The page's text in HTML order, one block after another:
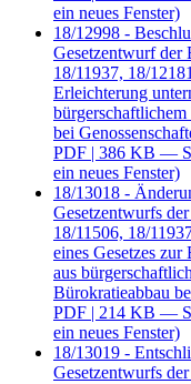
ein neues Fenster)
18/12998 -
Gesetzentwurf der
18/11937, 18/
Erleichterung
bei
PDF | 386 KB —
ein neues Fenster)
18/13018 -
Gesetzentwurfs
18/11506, 18/
eines Gesetzes
aus
Bürokratieabbau
PDF | 214 KB —
ein neues Fenster)
18/13019 -
Gesetzentwurfs